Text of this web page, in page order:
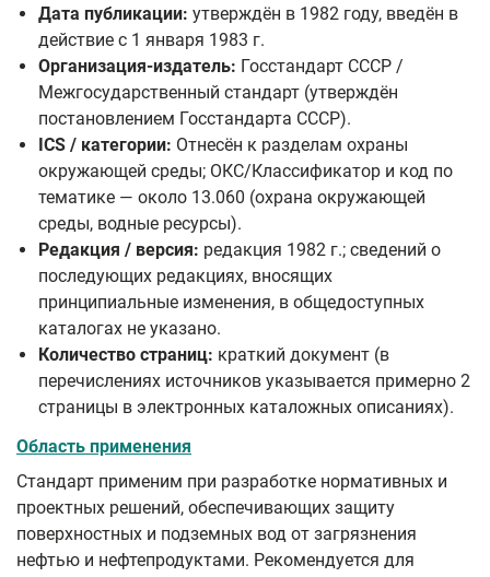
Дата публикации: утверждён в 1982 году, введён в
действие с 1 января 1983 г.
Организация-издатель: Госстандарт СССР /
Межгосударственный стандарт (утверждён
постановлением Госстандарта СССР).
ICS / категории: Отнесён к разделам охраны
окружающей среды; ОКС/Классификатор и код по
тематике — около 13.060 (охрана окружающей
среды, водные ресурсы).
Редакция / версия: редакция 1982 г.; сведений о
последующих редакциях, вносящих
принципиальные изменения, в общедоступных
каталогах не указано.
Количество страниц: краткий документ (в
перечислениях источников указывается примерно 2
страницы в электронных каталожных описаниях).
Область применения
Стандарт применим при разработке нормативных и
проектных решений, обеспечивающих защиту
поверхностных и подземных вод от загрязнения
нефтью и нефтепродуктами. Рекомендуется для